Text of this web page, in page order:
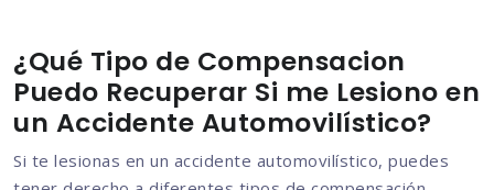
¿Qué Tipo de Compensacion
Puedo Recuperar Si me Lesiono en
un Accidente Automovilístico?
Si te lesionas en un accidente automovilístico, puedes